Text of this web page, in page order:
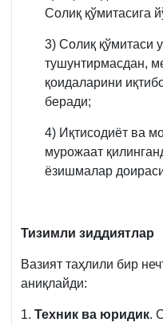
Солиқ қўмитасига
3) Солиқ қўмитаси
тушунтирмасдан,
қоидаларини
беради;
4) Иқтисодиёт ва
мурожаат
ёзишмалар
Тизимли зиддиятлар
Вазият таҳлили бир
аниқлайди:
1. Техник ва юридик.